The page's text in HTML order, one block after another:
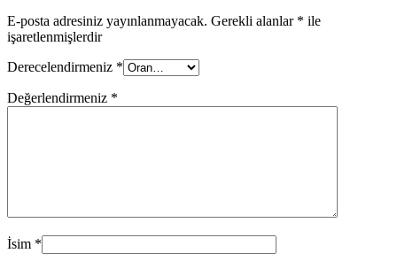
E-posta adresiniz yayınlanmayacak. Gerekli alanlar * ile
işaretlenmişlerdir
Derecelendirmeniz *
Değerlendirmeniz *
İsim *